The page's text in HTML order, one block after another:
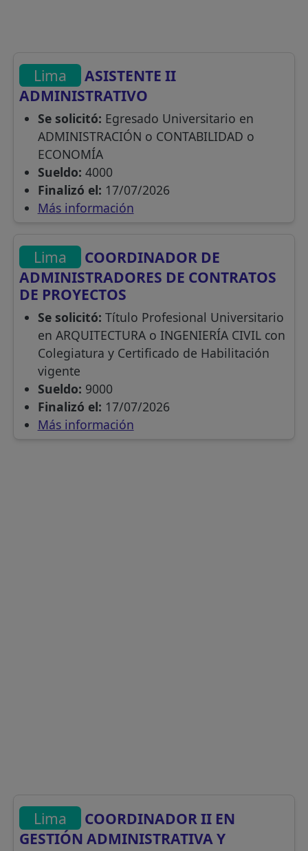
Lima
ASISTENTE II
ADMINISTRATIVO
Se solicitó: Egresado Universitario en
ADMINISTRACIÓN o CONTABILIDAD o
ECONOMÍA
Sueldo: 4000
Finalizó el: 17/07/2026
Más información
Lima
COORDINADOR DE
ADMINISTRADORES DE CONTRATOS
DE PROYECTOS
Se solicitó: Título Profesional Universitario
en ARQUITECTURA o INGENIERÍA CIVIL con
Colegiatura y Certificado de Habilitación
vigente
Sueldo: 9000
Finalizó el: 17/07/2026
Más información
Lima
COORDINADOR II EN
GESTIÓN ADMINISTRATIVA Y